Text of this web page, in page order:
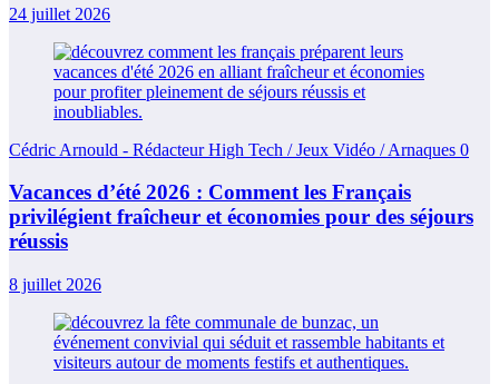
24 juillet 2026
Cédric Arnould - Rédacteur High Tech / Jeux Vidéo / Arnaques 0
Vacances d’été 2026 : Comment les Français
privilégient fraîcheur et économies pour des séjours
réussis
8 juillet 2026